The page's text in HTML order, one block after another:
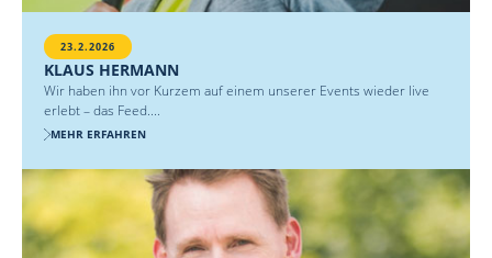
23.2.2026
KLAUS HERMANN
Wir haben ihn vor Kurzem auf einem unserer Events wieder live
erlebt – das Feed....
MEHR ERFAHREN